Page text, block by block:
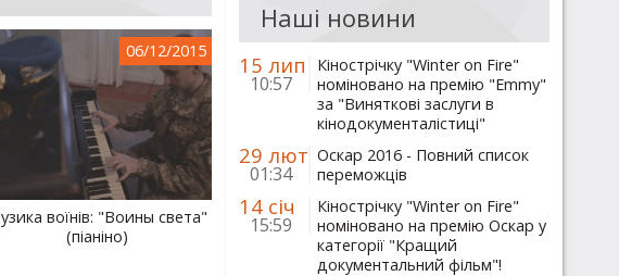
06/12/2015
воїнів: "Воины света"
(піаніно)
Наші новини
15 лип
10:57
Кінострічку "Winter on Fire"
номіновано на премію "Emmy"
за "Виняткові заслуги в
кінодокументалістиці"
29 лют
01:34
Оскар 2016 - Повний список
переможців
14 січ
15:59
Кінострічку "Winter on Fire"
номіновано на премію Оскар у
категорії "Кращий
документальний фільм"!